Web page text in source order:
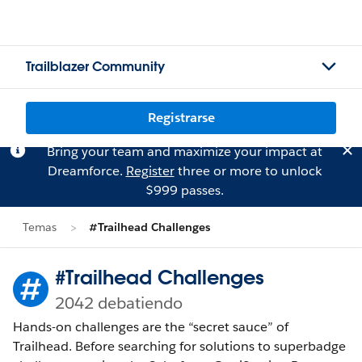
Trailblazer Community
Registrarse
Bring your team and maximize your impact at
Dreamforce. Registerthree or more to unlock
$999 passes.
Temas #Trailhead Challenges
#Trailhead Challenges
2042 debatiendo
Hands-on challenges are the “secret sauce” of
Trailhead. Before searching for solutions to superbadge